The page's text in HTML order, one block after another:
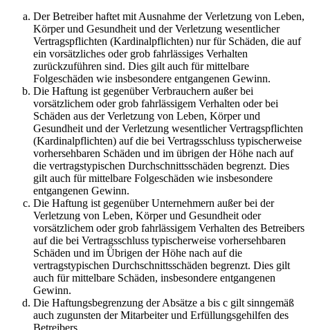
Der Betreiber haftet mit Ausnahme der Verletzung von Leben,
Körper und Gesundheit und der Verletzung wesentlicher
Vertragspflichten (Kardinalpflichten) nur für Schäden, die auf
ein vorsätzliches oder grob fahrlässiges Verhalten
zurückzuführen sind. Dies gilt auch für mittelbare
Folgeschäden wie insbesondere entgangenen Gewinn.
Die Haftung ist gegenüber Verbrauchern außer bei
vorsätzlichem oder grob fahrlässigem Verhalten oder bei
Schäden aus der Verletzung von Leben, Körper und
Gesundheit und der Verletzung wesentlicher Vertragspflichten
(Kardinalpflichten) auf die bei Vertragsschluss typischerweise
vorhersehbaren Schäden und im übrigen der Höhe nach auf
die vertragstypischen Durchschnittsschäden begrenzt. Dies
gilt auch für mittelbare Folgeschäden wie insbesondere
entgangenen Gewinn.
Die Haftung ist gegenüber Unternehmern außer bei der
Verletzung von Leben, Körper und Gesundheit oder
vorsätzlichem oder grob fahrlässigem Verhalten des Betreibers
auf die bei Vertragsschluss typischerweise vorhersehbaren
Schäden und im Übrigen der Höhe nach auf die
vertragstypischen Durchschnittsschäden begrenzt. Dies gilt
auch für mittelbare Schäden, insbesondere entgangenen
Gewinn.
Die Haftungsbegrenzung der Absätze a bis c gilt sinngemäß
auch zugunsten der Mitarbeiter und Erfüllungsgehilfen des